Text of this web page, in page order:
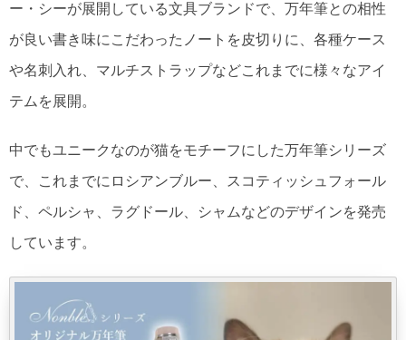
ー・シーが展開している文具ブランドで、万年筆との相性
が良い書き味にこだわったノートを皮切りに、各種ケース
や名刺入れ、マルチストラップなどこれまでに様々なアイ
テムを展開。
中でもユニークなのが猫をモチーフにした万年筆シリーズ
で、これまでにロシアンブルー、スコティッシュフォール
ド、ペルシャ、ラグドール、シャムなどのデザインを発売
しています。